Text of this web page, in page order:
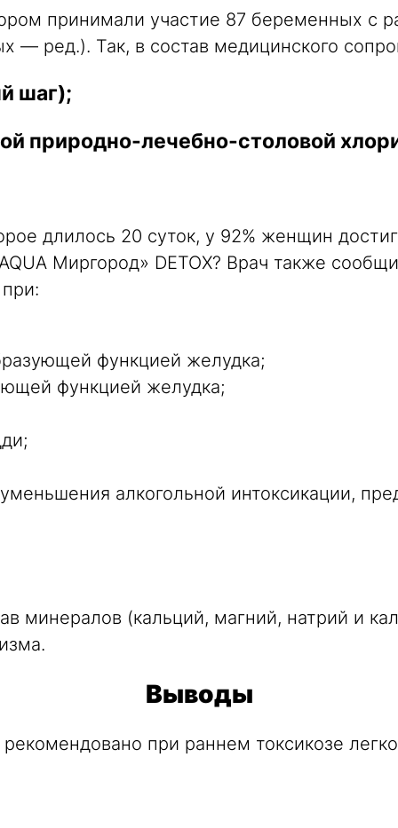
принимали участие 87 беременных с
ред.). Так, в состав медицинского
шаг);
природно-лечебно-столовой
длилось 20 суток, у 92% женщин
Миргород» DETOX? Врач также
функцией желудка;
функцией желудка;
алкогольной интоксикации,
минералов (кальций, магний, натрий и
Выводы
при раннем токсикозе